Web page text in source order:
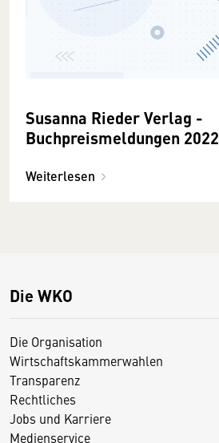
Susanna Rieder Verlag -
Buchpreismeldungen 2022
Weiterlesen
Die WKO
Die Organisation
Wirtschaftskammerwahlen
Transparenz
Rechtliches
Jobs und Karriere
Medienservice